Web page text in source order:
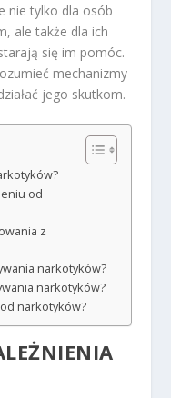
nie tylko dla osób
ale także dla ich
się im pomóc.
mechanizmy
jego skutkom.
od
z
narkotyków?
narkotyków?
narkotyków?